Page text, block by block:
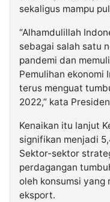
sekaligus mampu
“Alhamdulillah
sebagai salah satu
pandemi dan
Pemulihan ekonomi
terus menguat
2022,” kata
Kenaikan itu lanjut
signifikan menjadi
Sektor-sektor
perdagangan
oleh konsumsi
eksport.